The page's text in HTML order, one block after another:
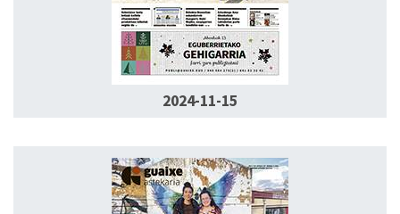
2024-11-15